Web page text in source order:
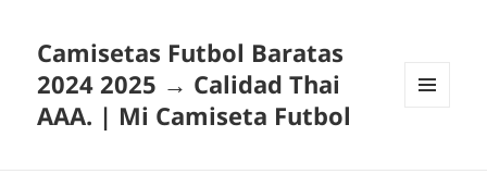
Camisetas Futbol Baratas
2024 2025 → Calidad Thai
AAA. | Mi Camiseta Futbol